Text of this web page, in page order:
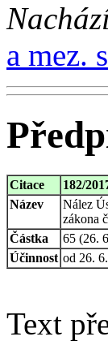
a mez.
Citace
182/
Název
Nález
zákona
Částka
65 (26.
Účinnost od 26.
Text